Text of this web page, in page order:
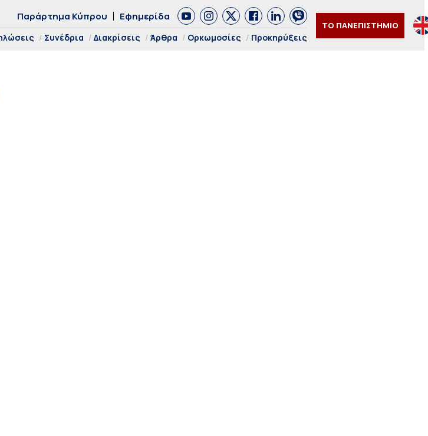
Παράρτημα Κύπρου Εφημερίδα
Συνέδρια Διακρίσεις Άρθρα Ορκωμοσίες Προκηρύξεις
ΤΟ ΠΑΝΕΠΙΣΤΗΜΙΟ